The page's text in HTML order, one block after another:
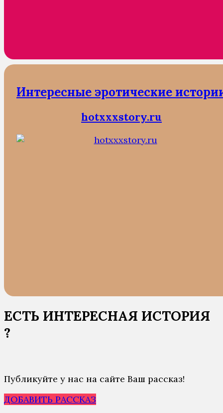
Интересные эротические
hotxxxstory.ru
ЕСТЬ ИНТЕРЕСНАЯ ИСТОРИЯ
?
Публикуйте у нас на сайте Ваш рассказ!
ДОБАВИТЬ РАССКАЗ